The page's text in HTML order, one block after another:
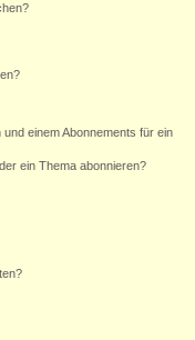
einem Abonnements für ein
ein Thema abonnieren?